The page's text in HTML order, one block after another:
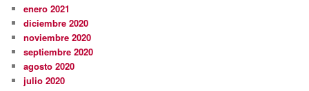
enero 2021
diciembre 2020
noviembre 2020
septiembre 2020
agosto 2020
julio 2020